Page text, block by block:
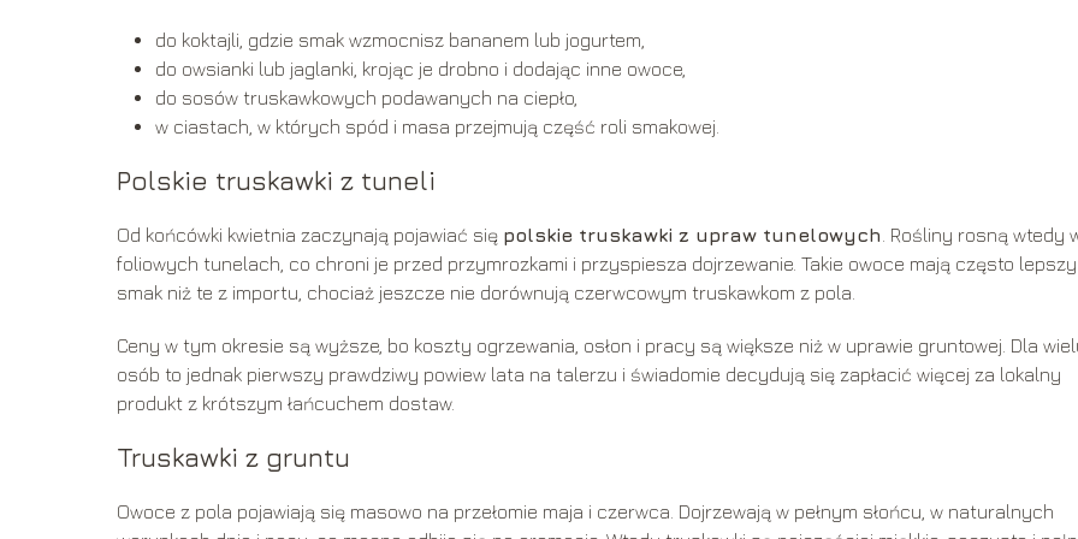
do koktajli, gdzie smak wzmocnisz bananem lub jogurtem,
do owsianki lub jaglanki, krojąc je drobno i dodając inne owoce,
do sosów truskawkowych podawanych na ciepło,
w ciastach, w których spód i masa przejmują część roli smakowej.
Polskie truskawki z tuneli
Od końcówki kwietnia zaczynają pojawiać się polskie truskawki z upraw tunelowych . Rośliny rosną wtedy
foliowych tunelach, co chroni je przed przymrozkami i przyspiesza dojrzewanie. Takie owoce mają często lepszy
smak niż te z importu, chociaż jeszcze nie dorównują czerwcowym truskawkom z pola.
Ceny w tym okresie są wyższe, bo koszty ogrzewania, osłon i pracy są większe niż w uprawie gruntowej. Dla
osób to jednak pierwszy prawdziwy powiew lata na talerzu i świadomie decydują się zapłacić więcej za lokalny
produkt z krótszym łańcuchem dostaw.
Truskawki z gruntu
Owoce z pola pojawiają się masowo na przełomie maja i czerwca. Dojrzewają w pełnym słońcu, w naturalnych